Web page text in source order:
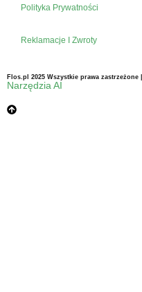
Polityka Prywatności
Reklamacje I Zwroty
Flos.pl 2025 Wszystkie prawa zastrzeżone |
Narzędzia AI